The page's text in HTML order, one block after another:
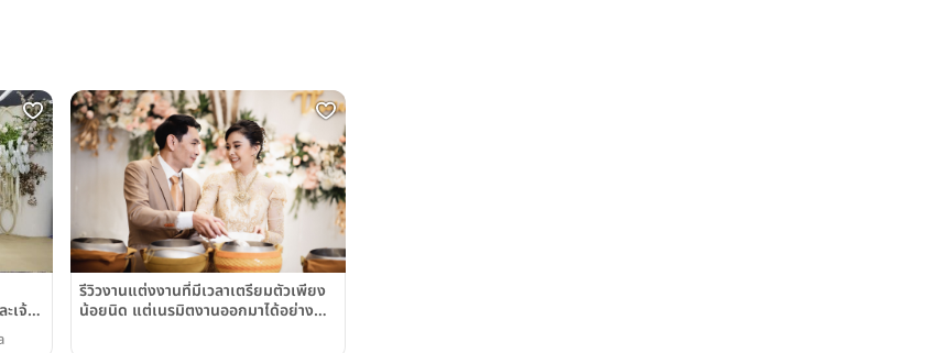
เจ้า
รีวิวงานแต่งงานที่มีเวลาเตรียมตัวเพียง
น้อยนิด แต่เนรมิตงานออกมาได้อย่าง